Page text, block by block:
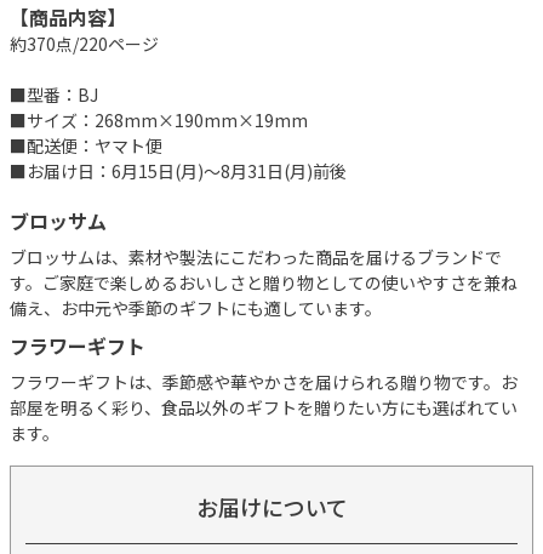
【商品内容】
約370点/220ページ
■型番：BJ
■サイズ：268mm×190mm×19mm
■配送便：ヤマト便
■お届け日：6月15日(月)～8月31日(月)前後
ブロッサム
ブロッサムは、素材や製法にこだわった商品を届けるブランドで
す。ご家庭で楽しめるおいしさと贈り物としての使いやすさを兼ね
備え、お中元や季節のギフトにも適しています。
フラワーギフト
フラワーギフトは、季節感や華やかさを届けられる贈り物です。お
部屋を明るく彩り、食品以外のギフトを贈りたい方にも選ばれてい
ます。
お届けについて